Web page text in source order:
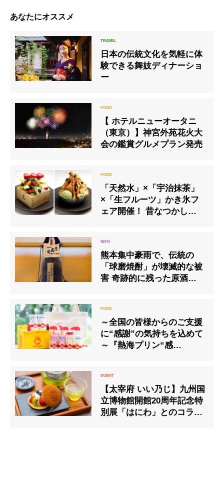
あなたにオススメ
日本の伝統文化を気軽に体
験できる舞妓ディナーショ
ー
【 ホテルニューオータニ
（東京）】神宮外苑花火大
会の鑑賞グルメプラン発売
「天然水」×「宇治抹茶」
×「生フルーツ」かき氷フ
ェア開催！ 昔なつかしレト
ッピング！
熊本集中豪雨で、伝統の
「球磨焼酎」が壊滅的な被
害 奇跡的に残った原酒を7
～全国の皆様からのご支援
に“感謝”の気持ちを込めて
～『熱海プリン“感
【太宰府 いい乃じ】九州国
立博物館開館20周年記念特
別展「はにわ」とのコラボ